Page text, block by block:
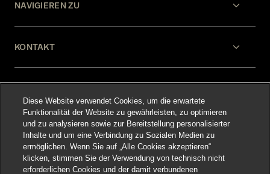
NAVIGIEREN ZU
KONTAKT
RECHTLICHES
Diese Website verwendet Cookies, um die erwartete
Funktionalität der Website zu gewährleisten, zu optimieren
und zu analysieren sowie zur Bereitstellung personalisierter
Inhalte und um eine Verbindung zu Sozialen Medien zu
ermöglichen. Wenn Sie auf „Alle Cookies akzeptieren“
klicken, stimmen Sie der Verwendung von technisch nicht
erforderlichen Cookies und der damit verbundenen